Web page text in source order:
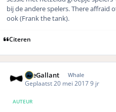
bij de andere spelers. There affraid
ook (Frank the tank).
Citeren
TheGallant Whale
Geplaatst 20 mei 20179 jr
AUTEUR